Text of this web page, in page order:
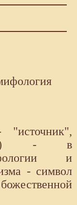
- в
и
- символ